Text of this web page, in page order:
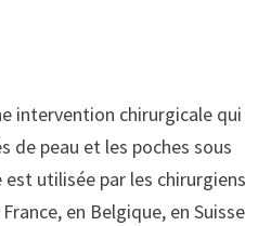
intervention chirurgicale qui
de peau et les poches sous
utilisée par les chirurgiens
en Belgique, en Suisse